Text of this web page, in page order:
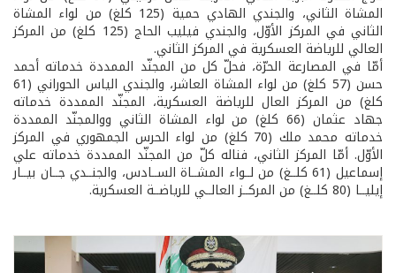
المشاة الثاني، والجندي الهادي حمية (125 كلغ) من لواء المشاة
الثاني في المركز الأوّل، والجندي فيليب الحاج (125 كلغ) من المركز
العالي للرياضة العسكرية في المركز الثاني.
أمّا في المصارعة الحرّة، فحلّ كل من المجنّد الممددة خدماته أحمد
حسن (57 كلغ) من لواء المشاة العاشر، والجندي الياس الحوراني (61
كلغ) من المركز العال للرياضة العسكرية، المجنّد الممددة خدماته
جهاد عثمان (66 كلغ) من لواء المشاة الثاني ووالمجنّد الممددة
خدماته محمد ملك (70 كلغ) من لواء الحرس الجمهوري في المركز
الأوّل. أمّا المركز الثاني، فناله كلّ من المجنّد الممددة خدماته علي
إسماعيل (61 كلــغ) من لــواء المشــاة الســادس، والجنــدي جــان بيــار
إيليــا (80 كلــغ) من المركــز العالــي للرياضــة العسكرية.